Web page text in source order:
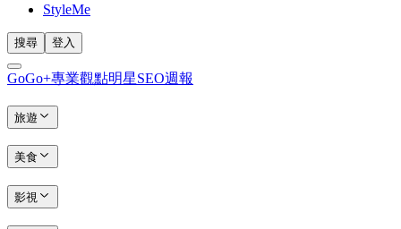
StyleMe
搜尋 登入
GoGo+專業觀點明星SEO週報
旅遊
美食
影視